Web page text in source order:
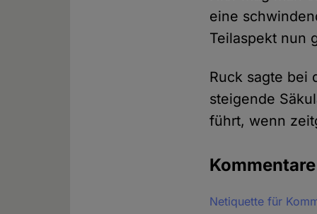
eine
Teilaspekt nun
Ruck sagte bei
steigende
führt, wenn
Kommentare
Netiquette für